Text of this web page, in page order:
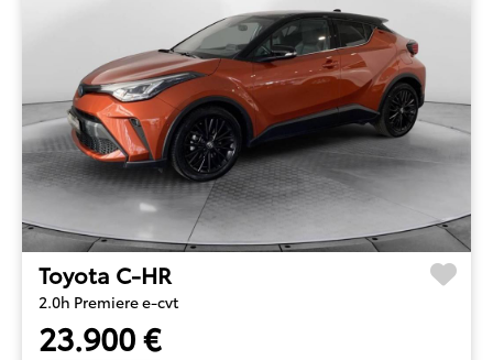
Toyota C-HR
2.0h Premiere e-cvt
23.900 €